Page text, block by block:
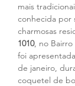
mais
conhecida por
charmosas
1010, no
foi
de janeiro,
coquetel de